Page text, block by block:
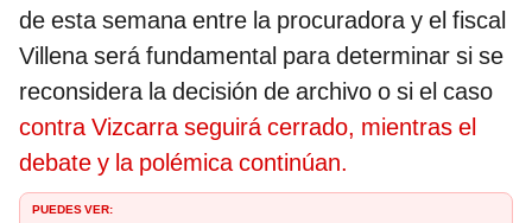
de esta semana entre la procuradora y el fiscal
Villena será fundamental para determinar si se
reconsidera la decisión de archivo o si el caso
contra Vizcarra seguirá cerrado, mientras el
debate y la polémica continúan.
PUEDES VER: